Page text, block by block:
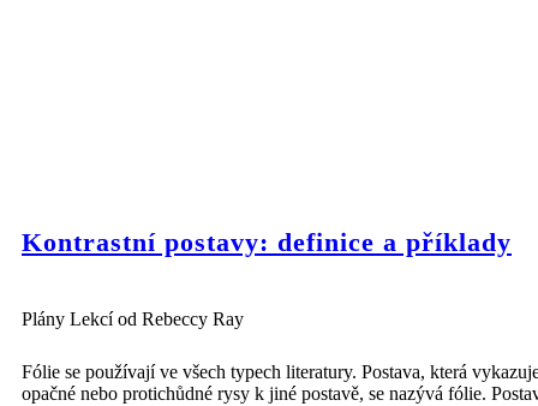
Kontrastní postavy: definice a příklady
Plány Lekcí od Rebeccy Ray
Fólie se používají ve všech typech literatury. Postava, která
opačné nebo protichůdné rysy k jiné postavě, se nazývá fólie.